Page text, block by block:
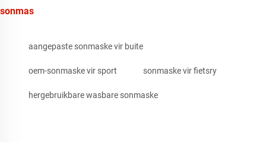
sonmas
aangepaste sonmaske vir buite
oem-sonmaske vir sport sonmaske vir fietsry
hergebruikbare wasbare sonmaske